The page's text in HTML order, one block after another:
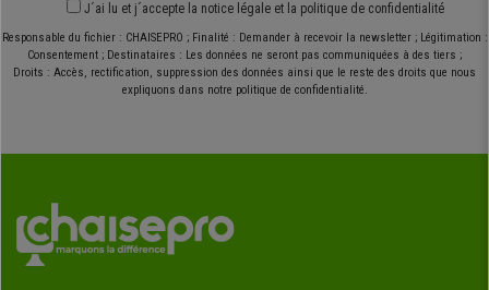
J´ai lu et j´accepte la notice légale et la politique de confidentialité
Responsable du fichier : CHAISEPRO ; Finalité : Demander à recevoir la newsletter ; Légitimation :
Consentement ; Destinataires : Les données ne seront pas communiquées à des tiers ;
Droits : Accès, rectification, suppression des données ainsi que le reste des droits que nous
expliquons dans notre politique de confidentialité.